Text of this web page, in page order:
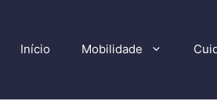
Início Mobilidade